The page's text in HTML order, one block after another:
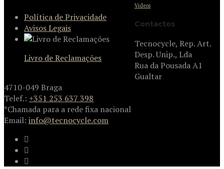
Política de Privacidade
Avisos Legais
Livro de Reclamações
Videos
Contactos
Tecnocycle, Rep. Art.
Desp. Unip., Lda
Rua da Pousada A1
Gualtar
4710-049 Braga
Telef.: +351 253 637 398
*Chamada para a rede fixa nacional
Email: info@tecnocycle.com